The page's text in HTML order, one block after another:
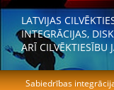
LATVIJAS
INTEGRĀCIJAS,
ARĪ CILVĒKTIESĪBU
Sabiedrības